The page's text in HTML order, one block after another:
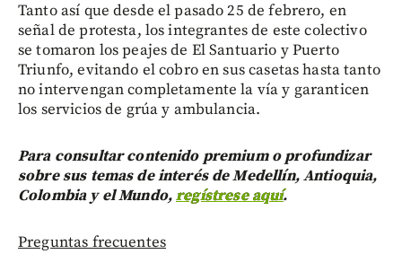
Tanto así que desde el pasado 25 de febrero, en
señal de protesta, los integrantes de este colectivo
se tomaron los peajes de El Santuario y Puerto
Triunfo, evitando el cobro en sus casetas hasta tanto
no intervengan completamente la vía y garanticen
los servicios de grúa y ambulancia.
Para consultar contenido premium o profundizar
sobre sus temas de interés de Medellín, Antioquia,
Colombia y el Mundo,regístrese aquí.
Preguntas frecuentes